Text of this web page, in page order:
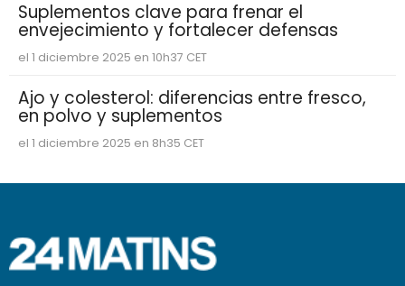
Suplementos clave para frenar el
envejecimiento y fortalecer defensas
el 1 diciembre 2025 en 10h37 CET
Ajo y colesterol: diferencias entre fresco,
en polvo y suplementos
el 1 diciembre 2025 en 8h35 CET